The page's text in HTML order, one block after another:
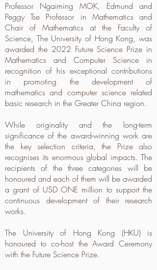
Professor Ngaiming MOK, Edmund and
Peggy Tse Professor in Mathematics and
Chair of Mathematics at the Faculty of
Science, The University of Hong Kong, was
awarded the 2022 Future Science Prize in
Mathematics and Computer Science in
recognition of his exceptional contributions
in promoting the development of
mathematics and computer science related
basic research in the Greater China region.
While originality and the long-term
significance of the award-winning work are
the key selection criteria, the Prize also
recognises its enormous global impacts. The
recipients of the three categories will be
honoured and each of them will be awarded
a grant of USD ONE million to support the
continuous development of their research
works.
The University of Hong Kong (HKU) is
honoured to co-host the Award Ceremony
with the Future Science Prize.